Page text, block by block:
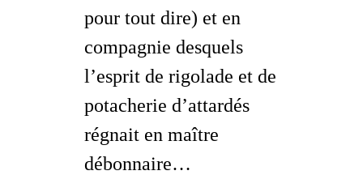
pour tout dire) et en
compagnie desquels
l’esprit de rigolade et de
potacherie d’attardés
régnait en maître
débonnaire…